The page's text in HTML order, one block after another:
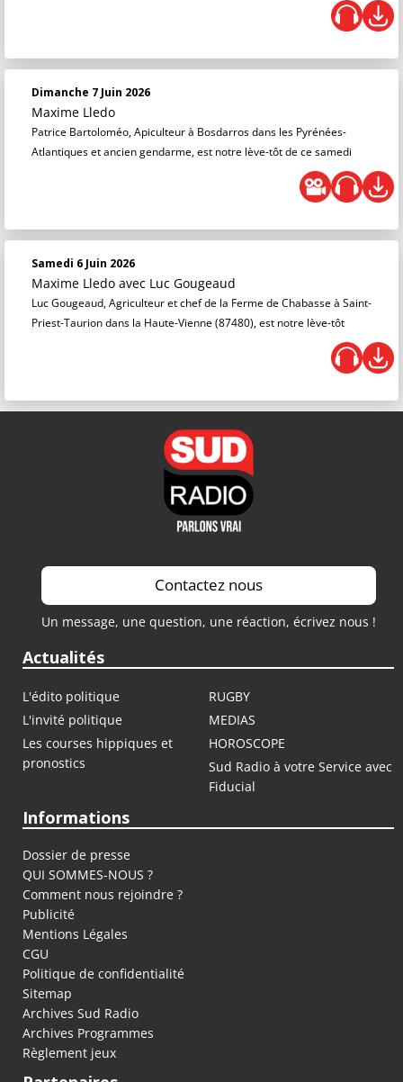
Dimanche 7 Juin 2026
Maxime Lledo
Patrice Bartoloméo, Apiculteur à Bosdarros dans les Pyrénées-
Atlantiques et ancien gendarme, est notre lève-tôt de ce samedi
Samedi 6 Juin 2026
Maxime Lledo avec Luc Gougeaud
Luc Gougeaud, Agriculteur et chef de la Ferme de Chabasse à Saint-
Priest-Taurion dans la Haute-Vienne (87480), est notre lève-tôt
Contactez nous
Un message, une question, une réaction, écrivez nous !
Actualités
L'édito politique
RUGBY
L'invité politique
MEDIAS
Les courses hippiques et
pronostics
HOROSCOPE
Sud Radio à votre Service avec
Fiducial
Informations
Dossier de presse
QUI SOMMES-NOUS ?
Comment nous rejoindre ?
Publicité
Mentions Légales
CGU
Politique de confidentialité
Sitemap
Archives Sud Radio
Archives Programmes
Règlement jeux